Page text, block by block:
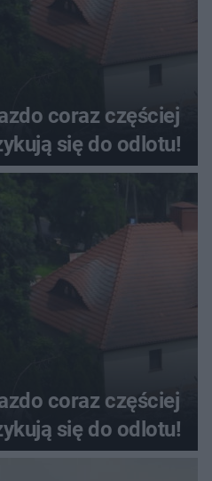
coraz częściej
się do odlotu!
coraz częściej
się do odlotu!